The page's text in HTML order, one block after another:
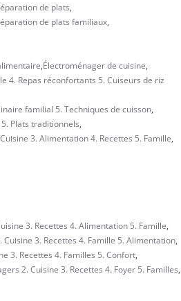
de plats,
de plats familiaux,
,Électroménager de cuisine,
4. Repas réconfortants 5. Cuiseurs de riz
familial 5. Techniques de cuisson,
Plats traditionnels,
3. Alimentation 4. Recettes 5. Famille,
3. Recettes 4. Alimentation 5. Famille,
Cuisine 3. Recettes 4. Famille 5. Alimentation,
3. Recettes 4. Familles 5. Confort,
2. Cuisine 3. Recettes 4. Foyer 5. Familles,